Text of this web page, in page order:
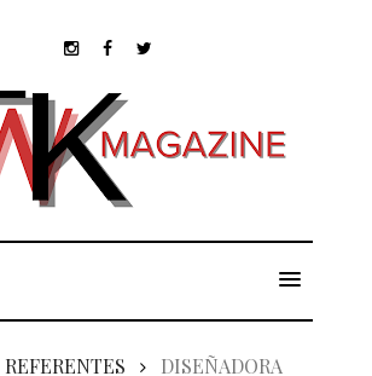
REFERENTES
DISEÑADORA